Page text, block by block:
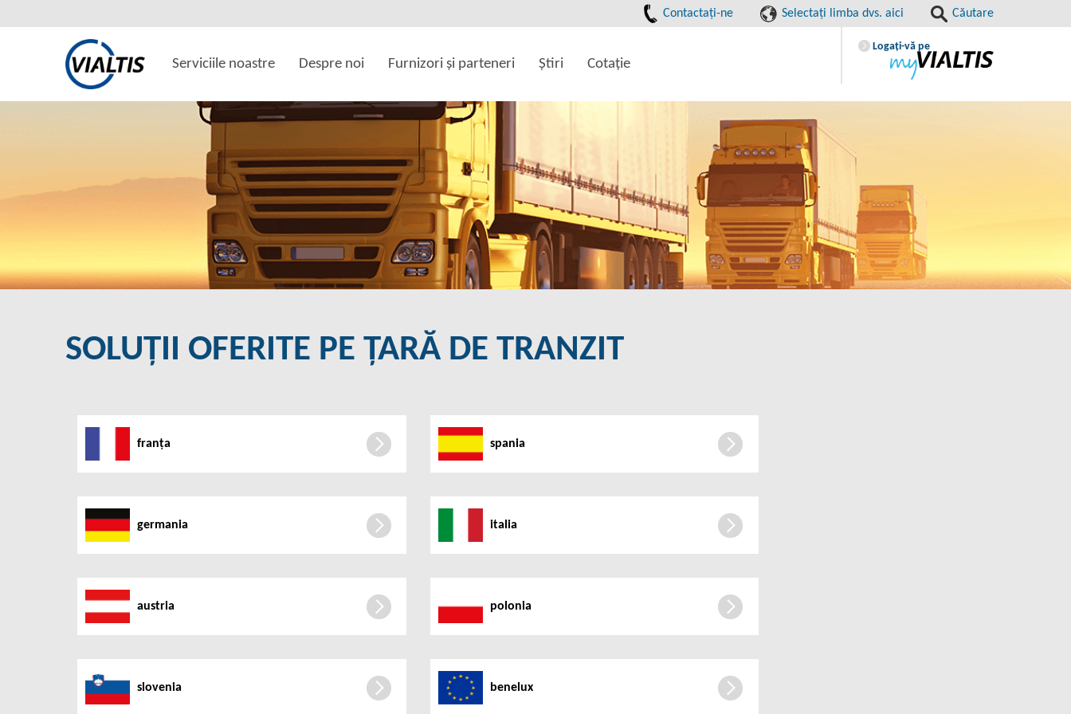
Contactaţi-ne Selectaţi limba dvs. aici Căutare
Serviciile noastre Despre noi Furnizori şi parteneri Ştiri Cotaţie
Logaţi-vă pe
SOLUȚII OFERITE PE ȚARĂ DE TRANZIT
franța spania
germania italia
austria polonia
slovenia benelux